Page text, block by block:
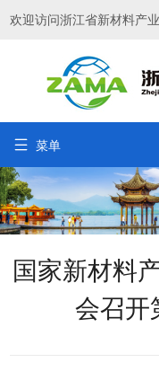
欢迎访问浙江省新材料产
 菜单
国家新材料
会召开